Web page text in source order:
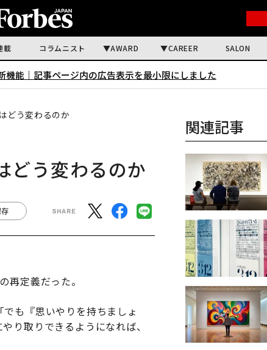
載 コラムニスト AWARD CAREER SALON
機能｜ 記事ページ内の広告表示を最小限にしました
どう変わるのか
どう変わるのか
再定義だった。
も『思いやりを持ちましょ
り取りできるようになれば、
関連記事